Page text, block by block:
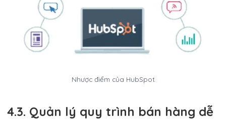
Nhược điểm của HubSpot
4.3. Quản lý quy trình bán hàng dễ